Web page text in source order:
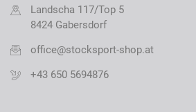
Landscha 117/Top 5
8424 Gabersdorf
office@stocksport-shop.at
+43 650 5694876